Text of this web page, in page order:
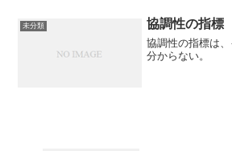
らく待つ。油で...
未分類 協調性の指標
協調性の指標は
分からない。